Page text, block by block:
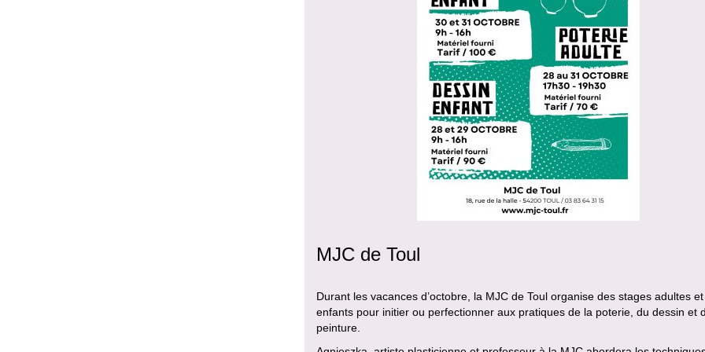
MJC de Toul
Durant les vacances d’octobre, la MJC de Toul organise des stages adultes et
enfants pour initier ou perfectionner aux pratiques de la poterie, du dessin et
peinture.